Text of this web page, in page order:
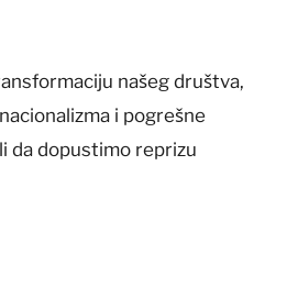
našeg društva,
i pogrešne
da dopustimo reprizu